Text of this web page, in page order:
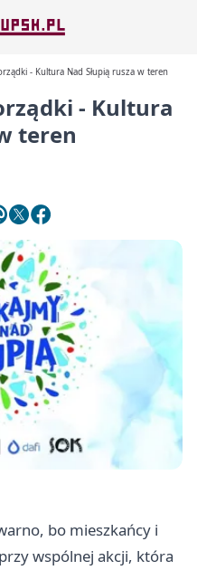
- Kultura Nad Słupią rusza w teren
- Kultura
teren
bo mieszkańcy i
wspólnej akcji, która